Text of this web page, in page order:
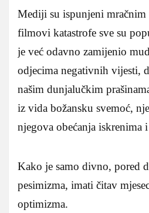
Mediji su ispunjeni
filmovi katastrofe sve su
je već odavno zamijenio
odjecima negativnih vijesti,
našim dunjalučkim
iz vida božansku svemoć,
njegova obećanja iskrenima
Kako je samo divno, pored
pesimizma, imati čitav
optimizma.